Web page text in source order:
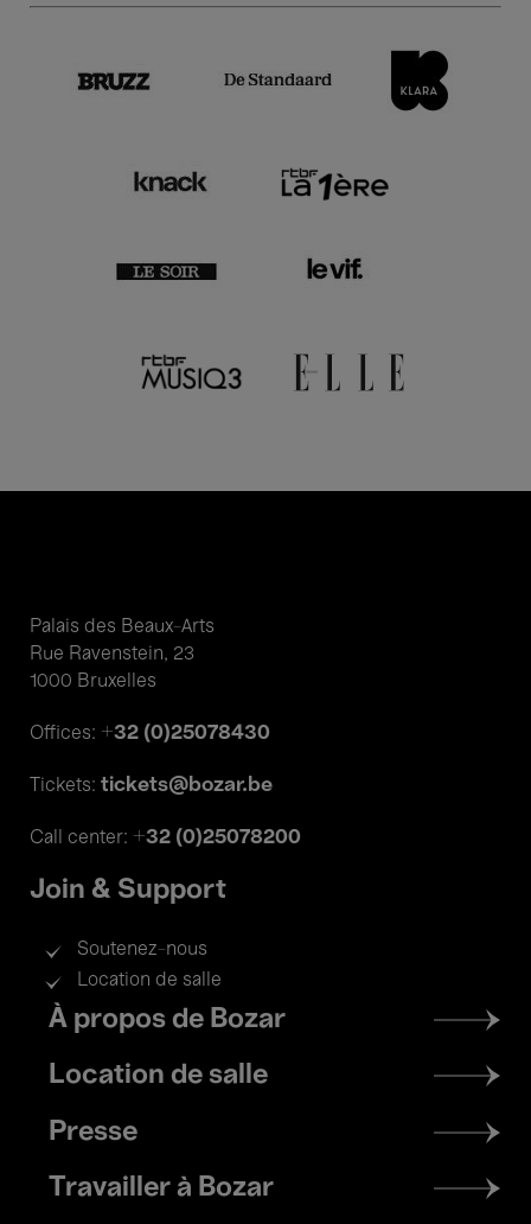
Palais des Beaux-Arts
Rue Ravenstein, 23
1000 Bruxelles
Offices: +32 (0)25078430
Tickets: tickets@bozar.be
Call center: +32 (0)25078200
Join & Support
Soutenez-nous
Location de salle
Footer
menu
À propos de Bozar
Location de salle
Presse
Travailler à Bozar